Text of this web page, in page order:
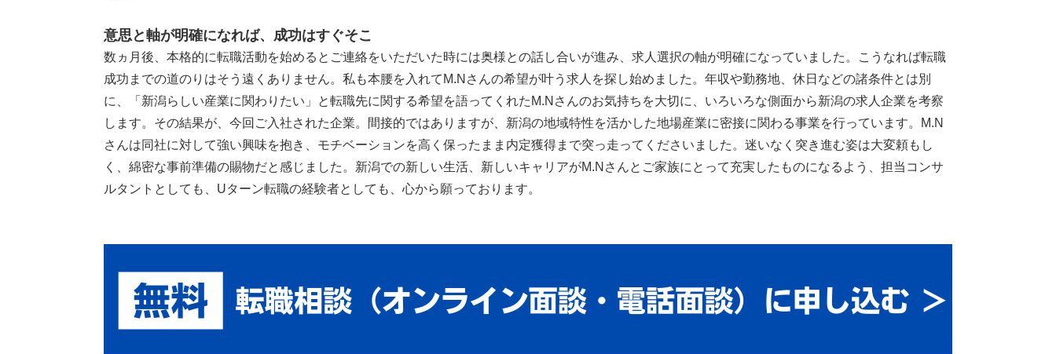
意思と軸が明確になれば、成功はすぐそこ
数ヵ月後、本格的に転職活動を始めるとご連絡をいただいた時には奥様との話し合いが進み、求人選択の軸が明確になっていました。こうなれば転職
成功までの道のりはそう遠くありません。私も本腰を入れてM.Nさんの希望が叶う求人を探し始めました。年収や勤務地、休日などの諸条件とは別
に、「新潟らしい産業に関わりたい」と転職先に関する希望を語ってくれたM.Nさんのお気持ちを大切に、いろいろな側面から新潟の求人企業を考察
します。その結果が、今回ご入社された企業。間接的ではありますが、新潟の地域特性を活かした地場産業に密接に関わる事業を行っています。M.N
さんは同社に対して強い興味を抱き、モチベーションを高く保ったまま内定獲得まで突っ走ってくださいました。迷いなく突き進む姿は大変頼もし
く、綿密な事前準備の賜物だと感じました。新潟での新しい生活、新しいキャリアがM.Nさんとご家族にとって充実したものになるよう、担当コンサ
ルタントとしても、Uターン転職の経験者としても、心から願っております。